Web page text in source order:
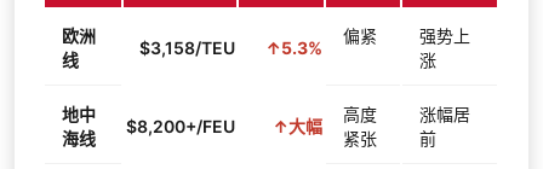
欧洲
线
$3,158/TEU ↑5.3%
偏紧
强势上
涨
地中
海线
$8,200+/FEU ↑大幅
高度
紧张
涨幅居
前